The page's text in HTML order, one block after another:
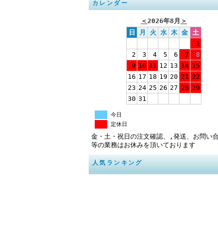
カレンダー
＜2026年8月 ＞
日
月 火 水 木 金 土
1
2
3 4 5 6 7
8
9 10 11 12 13 14 15
16 17 18 19 20 21 22
23 24 25 26 27 28 29
30 31
今日
定休日
金・土・祝日の注文確認、,発送、お問い
等の業務はお休みを頂いております
人気ランキング